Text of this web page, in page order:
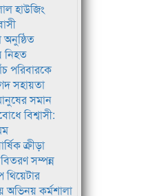
হাউজিং
নিহত
পরিবারকে
সহায়তা
সমান
বিশ্বাসী:
ক্রীড়া
সম্পন্ন
থিয়েটার
অভিনয় কর্মশালা